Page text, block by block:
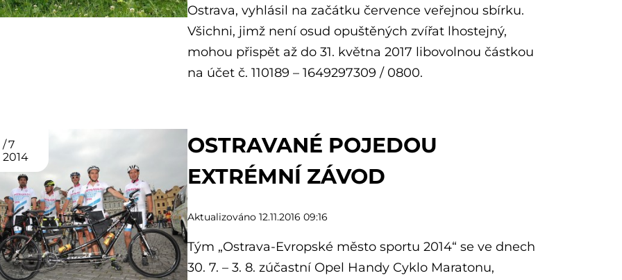
Ostrava, vyhlásil na začátku července veřejnou sbírku.
Všichni, jimž není osud opuštěných zvířat lhostejný,
mohou přispět až do 31. května 2017 libovolnou částkou
na účet č. 110189 – 1649297309 / 0800.
7
2014
OSTRAVANÉ POJEDOU
EXTRÉMNÍ ZÁVOD
Aktualizováno 12.11.2016 09:16
Tým „Ostrava-Evropské město sportu 2014“ se ve dnech
30. 7. – 3. 8. zúčastní Opel Handy Cyklo Maratonu,